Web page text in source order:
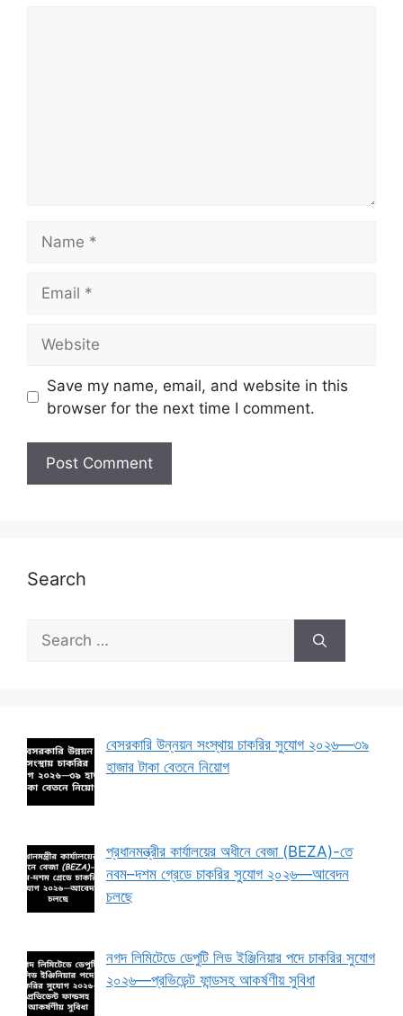
Save my name, email, and website in this
browser for the next time I comment.
Search
Search
for:
বেসরকারি উন্নয়ন সংস্থায় চাকরির সুযোগ ২০২৬—৩৯
হাজার টাকা বেতনে নিয়োগ
প্রধানমন্ত্রীর কার্যালয়ের অধীনে বেজা (BEZA)-তে
নবম–দশম গ্রেডে চাকরির সুযোগ ২০২৬—আবেদন
চলছে
নগদ লিমিটেডে ডেপুটি লিড ইঞ্জিনিয়ার পদে চাকরির সুযোগ
২০২৬—প্রভিডেন্ট ফান্ডসহ আকর্ষণীয় সুবিধা